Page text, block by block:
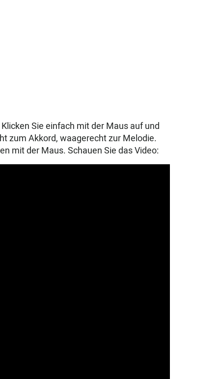
Sie einfach mit der Maus auf und
zum Akkord, waagerecht zur Melodie.
mit der Maus. Schauen Sie das Video: